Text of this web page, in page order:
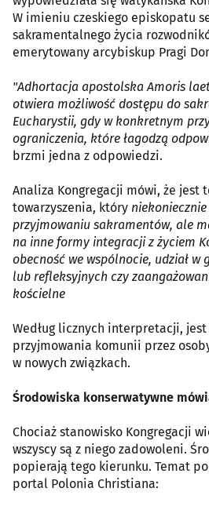
W imieniu czeskiego episkopatu
sakramentalnego życia
emerytowany arcybiskup Pragi
"Adhortacja apostolska Amoris
otwiera możliwość dostępu do
Eucharystii, gdy w konkretnym
ograniczenia, które łagodzą
brzmi jedna z odpowiedzi.
Analiza Kongregacji mówi, że jest
towarzyszenia, który
przyjmowaniu sakramentów, ale
na inne formy integracji z życiem
obecność we wspólnocie, udział
lub refleksyjnych czy
kościelne
Według licznych interpretacji,
przyjmowania komunii przez
w nowych związkach.
Środowiska konserwatywne
Chociaż stanowisko Kongregacji
wszyscy są z niego zadowoleni.
popierają tego kierunku. Temat
portal Polonia Christiana: